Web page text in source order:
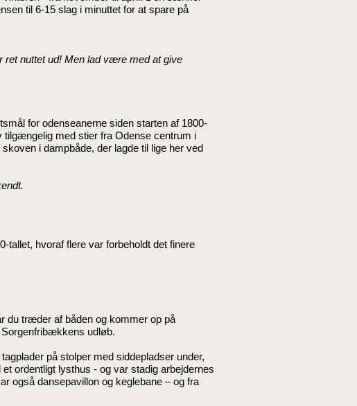
til 6-15 slag i minuttet for at spare på
ret nuttet ud! Men lad være med at give
for odenseanerne siden starten af 1800-
med stier fra Odense centrum i
i dampbåde, der lagde til lige her ved
tallet, hvoraf flere var forbeholdt det finere
du træder af båden og kommer op på
udløb.
på stolper med siddepladser under,
ordentligt lysthus - og var stadig arbejdernes
også dansepavillon og keglebane – og fra